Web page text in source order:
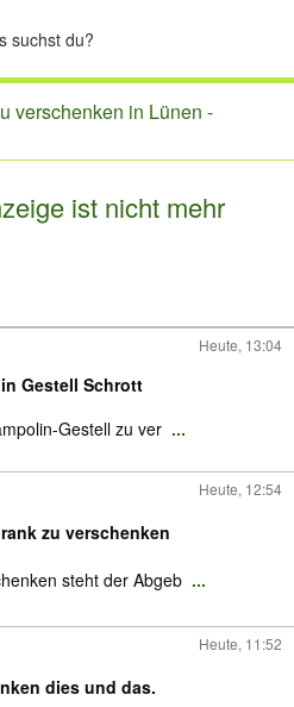
verschenken in Lünen -
ist nicht mehr
Heute, 13:04
Gestell Schrott
Gestell zu ver ...
Heute, 12:54
zu verschenken
steht der Abgeb ...
Heute, 11:52
dies und das.